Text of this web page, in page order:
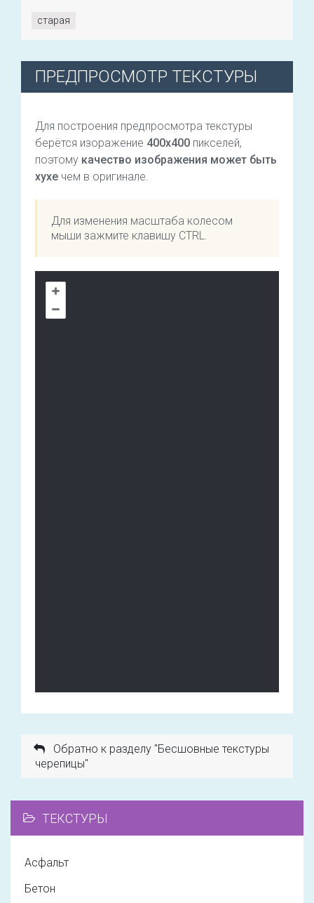
старая
ПРЕДПРОСМОТР ТЕКСТУРЫ
Для построения предпросмотра текстуры
берётся изоражение 400х400 пикселей,
поэтому качество изображения может быть
хухе чем в оригинале.
Для изменения масштаба колесом
мыши зажмите клавишу CTRL.
Обратно к разделу "Бесшовные текстуры
черепицы"
ТЕКСТУРЫ
Асфальт
Бетон